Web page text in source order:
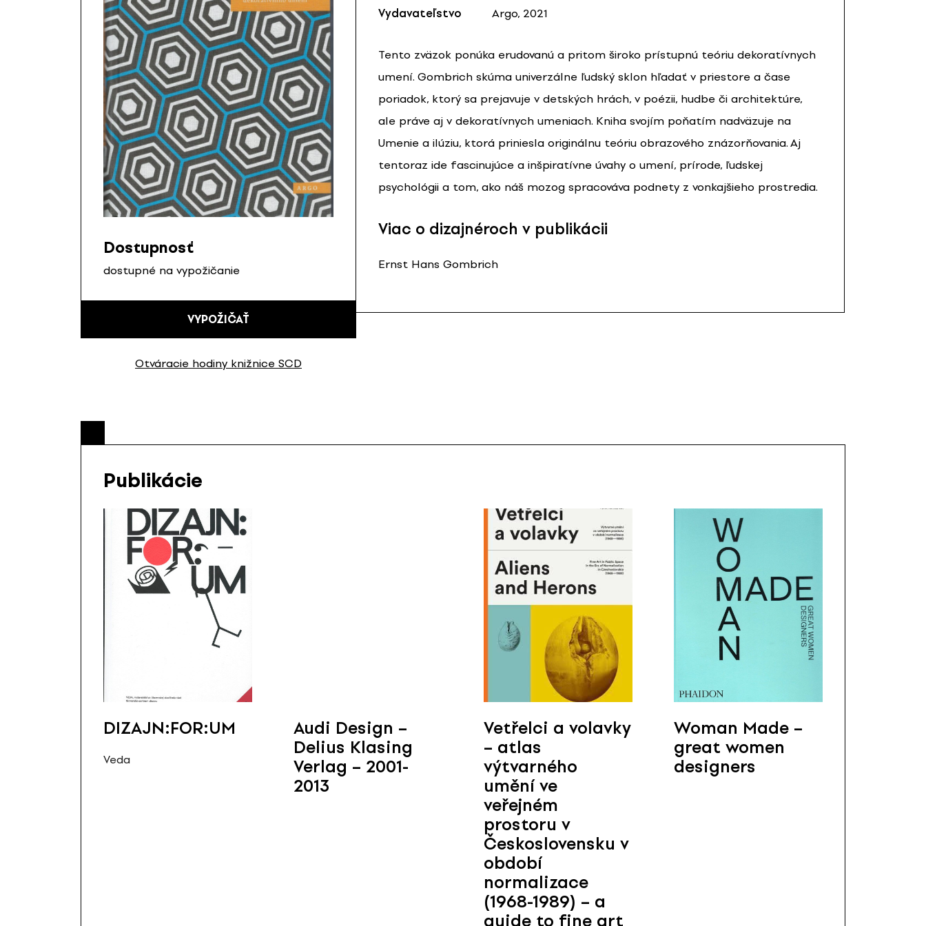
Dostupnosť
dostupné na vypožičanie
VYPOŽIČAŤ
Otváracie hodiny knižnice SCD
Vydavateľstvo Argo, 2021
Tento zväzok ponúka erudovanú a pritom široko prístupnú teóriu dekoratívnych
umení. Gombrich skúma univerzálne ľudský sklon hľadať v priestore a čase
poriadok, ktorý sa prejavuje v detských hrách, v poézii, hudbe či architektúre,
ale práve aj v dekoratívnych umeniach. Kniha svojím poňatím nadväzuje na
Umenie a ilúziu, ktorá priniesla originálnu teóriu obrazového znázorňovania. Aj
tentoraz ide fascinujúce a inšpiratívne úvahy o umení, prírode, ľudskej
psychológii a tom, ako náš mozog spracováva podnety z vonkajšieho prostredia.
Viac o dizajnéroch v publikácii
Ernst Hans Gombrich
Publikácie
DIZAJN:FOR:UM
Veda
Audi Design –
Delius Klasing
Verlag – 2001-
2013
Vetřelci a volavky
– atlas
výtvarného
umění ve
veřejném
prostoru v
Československu v
období
normalizace
(1968-1989) – a
guide to fine art
Woman Made –
great women
designers